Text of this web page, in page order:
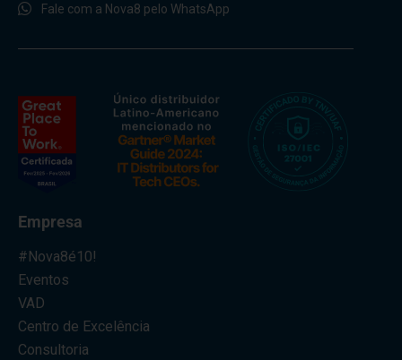
Fale com a Nova8 pelo WhatsApp
Empresa
#Nova8é10!
Eventos
VAD
Centro de Excelência
Consultoria